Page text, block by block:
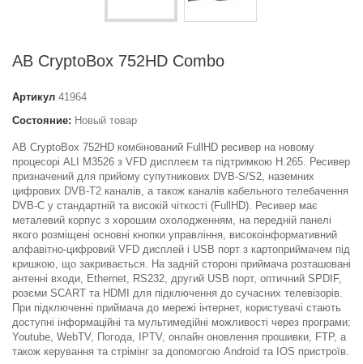
AB CryptoBox 752HD Combo
Артикул 41964
Состояние: Новый товар
AB CryptoBox 752HD комбінований FullHD ресивер на новому
процесорі ALI M3526 з VFD дисплеєм та підтримкою H.265. Ресивер
призначений для прийому супутникових DVB-S/S2, наземних
цифрових DVB-T2 каналів, а також каналів кабельного телебачення
DVB-C у стандартній та високій чіткості (FullHD). Ресивер має
металевий корпус з хорошим охолодженням, на передній панелі
якого розміщені основні кнопки управління, високоінформативний
алфавітно-цифровий VFD дисплей і USB порт з картоприймачем під
кришкою, що закривається. На задній стороні приймача розташовані
антенні входи, Ethernet, RS232, другий USB порт, оптичний SPDIF,
розєми SCART та HDMI для підключення до сучасних телевізорів.
При підключенні приймача до мережі інтернет, користувачі стають
доступні інформаційні та мультимедійні можливості через програми:
Youtube, WebTV, Погода, IPTV, онлайн оновлення прошивки, FTP, а
також керування та стрімінг за допомогою Android та IOS пристроїв.